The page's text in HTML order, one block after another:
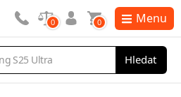
Hledat
0 0 Menu